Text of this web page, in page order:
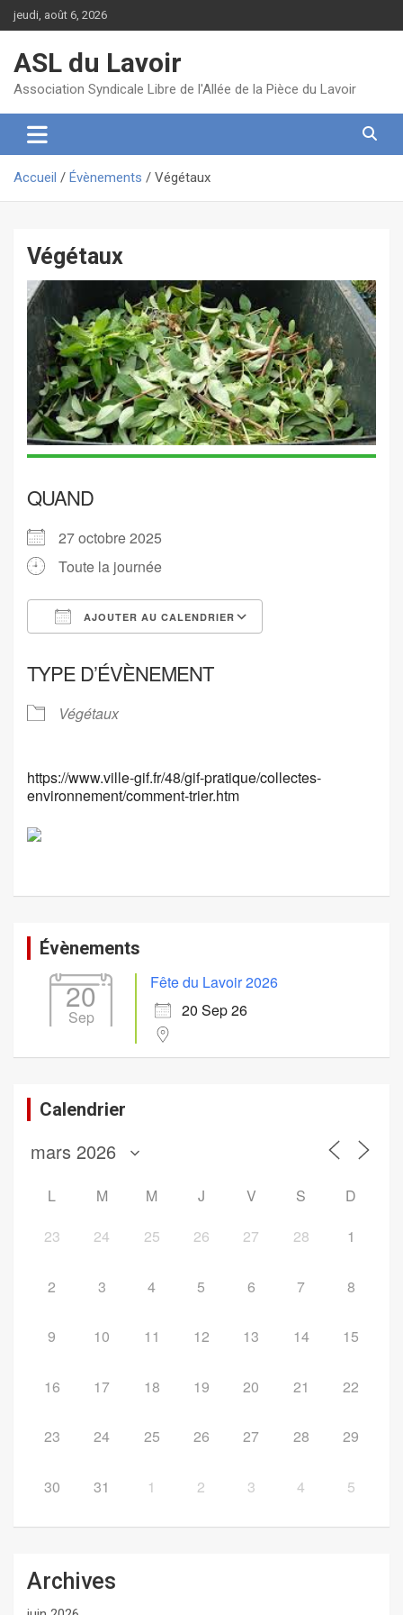
Aller
au
jeudi, août 6, 2026
ASL du Lavoir
Association Syndicale Libre de l'Allée de la Pièce du Lavoir
Accueil Évènements Végétaux
Végétaux
QUAND
27 octobre 2025
Toute la journée
AJOUTER AU CALENDRIER
TYPE D’ÉVÈNEMENT
Végétaux
https://www.ville-gif.fr/48/gif-pratique/collectes-
environnement/comment-trier.htm
Évènements
20
Sep
Fête du Lavoir 2026
20 Sep 26
Calendrier
L M M J V S
D
23
24 25 26 27 28 1
2 3 4 5 6 7 8
9 10 11 12 13 14 15
16 17 18 19 20 21 22
23 24 25 26 27 28 29
30 31 1 2 3 4 5
Archives